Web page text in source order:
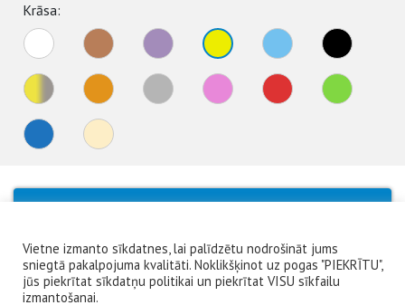
Krāsa:
Vietne izmanto sīkdatnes, lai palīdzētu nodrošināt jums
sniegtā pakalpojuma kvalitāti. Noklikšķinot uz pogas "PIEKRĪTU",
jūs piekrītat sīkdatņu politikai un piekrītat VISU sīkfailu
izmantošanai.